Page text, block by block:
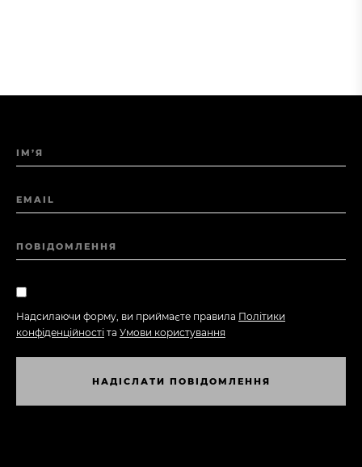
ІМ’Я
EMAIL
ПОВІДОМЛЕННЯ
Надсилаючи форму, ви приймаєте правила Політики
конфіденційності та Умови користування
НАДІ СЛ АТИ П ОВІ ДОМ Л ЕННЯ